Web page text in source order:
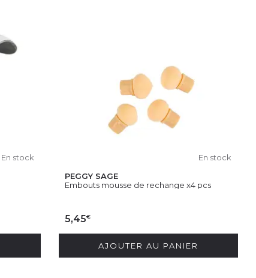
En stock
En stock
PEGGY SAGE
Embouts mousse de rechange x4 pcs
5,45€
AJOUTER AU PANIER